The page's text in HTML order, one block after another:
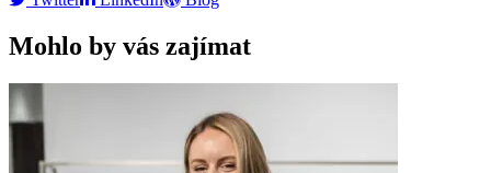
Mohlo by vás zajímat